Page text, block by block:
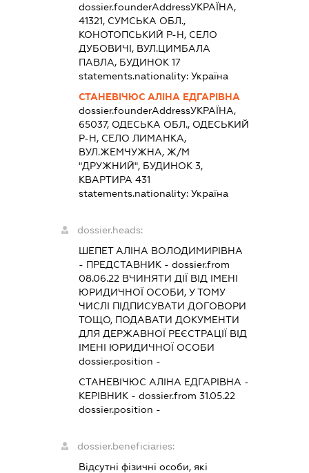
dossier.founderAddressУКРАЇНА,
41321, СУМСЬКА ОБЛ.,
КОНОТОПСЬКИЙ Р-Н, СЕЛО
ДУБОВИЧІ, ВУЛ.ЦИМБАЛА
ПАВЛА, БУДИНОК 17
statements.nationality: Україна
СТАНЕВІЧЮС АЛІНА ЕДГАРІВНА
dossier.founderAddressУКРАЇНА,
65037, ОДЕСЬКА ОБЛ., ОДЕСЬКИЙ
Р-Н, СЕЛО ЛИМАНКА,
ВУЛ.ЖЕМЧУЖНА, Ж/М
"ДРУЖНИЙ", БУДИНОК 3,
КВАРТИРА 431
statements.nationality: Україна
dossier.heads:
ШЕПЕТ АЛІНА ВОЛОДИМИРІВНА
- ПРЕДСТАВНИК - dossier.from
08.06.22 ВЧИНЯТИ ДІЇ ВІД ІМЕНІ
ЮРИДИЧНОЇ ОСОБИ, У ТОМУ
ЧИСЛІ ПІДПИСУВАТИ ДОГОВОРИ
ТОЩО, ПОДАВАТИ ДОКУМЕНТИ
ДЛЯ ДЕРЖАВНОЇ РЕЄСТРАЦІЇ ВІД
ІМЕНІ ЮРИДИЧНОЇ ОСОБИ
dossier.position -
СТАНЕВІЧЮС АЛІНА ЕДГАРІВНА -
КЕРІВНИК - dossier.from 31.05.22
dossier.position -
dossier.beneficiaries:
Відсутні фізичні особи, які